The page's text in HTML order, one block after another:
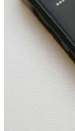
Сладкий
парке прошёл
заключены